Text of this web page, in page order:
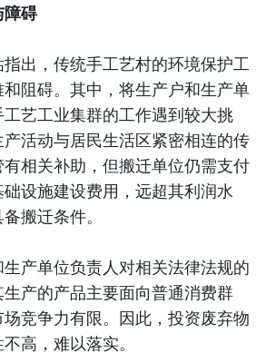
障碍
出，传统手工艺村的环境保护工
阻碍。其中，将生产户和生产单
艺工业集群的工作遇到较大挑
活动与居民生活区紧密相连的传
相关补助，但搬迁单位仍需支付
设施建设费用，远超其利润水
搬迁条件。
产单位负责人对相关法律法规的
产的产品主要面向普通消费群
竞争力有限。因此，投资废弃物
高，难以落实。